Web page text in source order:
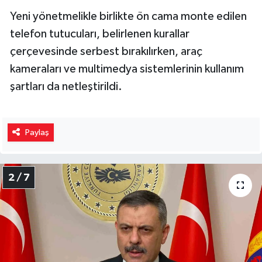
Yeni yönetmelikle birlikte ön cama monte edilen
telefon tutucuları, belirlenen kurallar
çerçevesinde serbest bırakılırken, araç
kameraları ve multimedya sistemlerinin kullanım
şartları da netleştirildi.
Paylaş
2 / 7